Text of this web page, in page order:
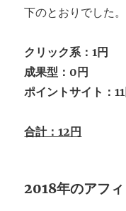
下のとおりでした。
クリック系：1円
成果型：0円
ポイントサイト：
合計：12円
2018年のアフ